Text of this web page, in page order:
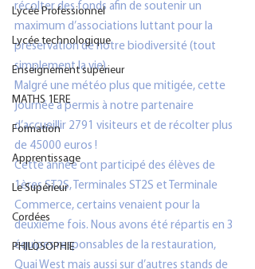
Lycée Professionnel
Lycée technologique
Enseignement supérieur
MATHS 1ERE
Formation
Apprentissage
Le Supérieur
Cordées
PHILOSOPHIE
récolter des fonds afin de soutenir un
maximum d’associations luttant pour la
préservation de notre biodiversité (tout
simplement la vie).
Malgré une météo plus que mitigée, cette
journée a permis à notre partenaire
d’accueillir 2791 visiteurs et de récolter plus
de 45000 euros !
Cette année ont participé des élèves de
1ères ST2S, Terminales ST2S et Terminale
Commerce, certains venaient pour la
deuxième fois. Nous avons été répartis en 3
équipes responsables de la restauration,
Quai West mais aussi sur d’autres stands de